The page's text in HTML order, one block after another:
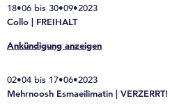
18•06 bis 30•09•2023
Collo | FREIHALT
Ankündigung anzeigen
02•04 bis 17•06•2023
Mehrnoosh Esmaeilimatin | VERZERRT!